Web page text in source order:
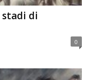
stadi di
0